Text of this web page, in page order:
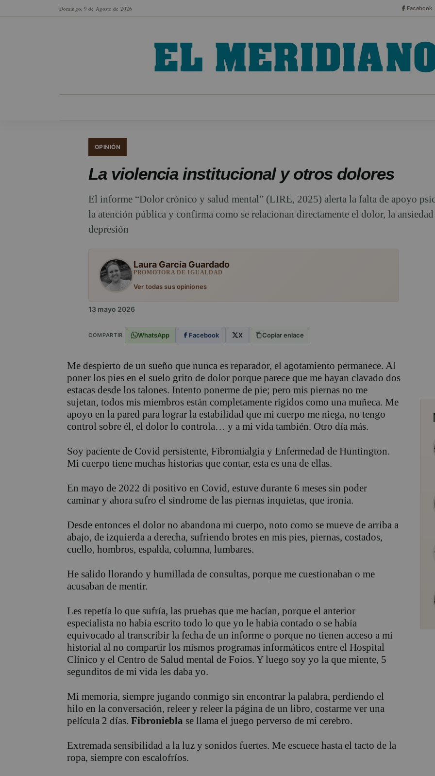
Domingo, 9 de Agosto de 2026 Facebook
OPINIÓN
La violencia institucional y otros dolores
El informe “Dolor crónico y salud mental” (LIRE, 2025) alerta la falta de apoyo
la atención pública y confirma como se relacionan directamente el dolor, la
depresión
Laura García Guardado
PROMOTORA DE IGUALDAD
Ver todas sus opiniones
13 mayo 2026
COMPARTIR WhatsApp Facebook X Copiar enlace
Me despierto de un sueño que nunca es reparador, el agotamiento permanece. Al
poner los pies en el suelo grito de dolor porque parece que me hayan clavado dos
estacas desde los talones. Intento ponerme de pie; pero mis piernas no me
sujetan, todos mis miembros están completamente rígidos como una muñeca. Me
apoyo en la pared para lograr la estabilidad que mi cuerpo me niega, no tengo
control sobre él, el dolor lo controla… y a mi vida también. Otro día más.
Soy paciente de Covid persistente, Fibromialgia y Enfermedad de Huntington.
Mi cuerpo tiene muchas historias que contar, esta es una de ellas.
En mayo de 2022 di positivo en Covid, estuve durante 6 meses sin poder
caminar y ahora sufro el síndrome de las piernas inquietas, que ironía.
Desde entonces el dolor no abandona mi cuerpo, noto como se mueve de arriba a
abajo, de izquierda a derecha, sufriendo brotes en mis pies, piernas, costados,
cuello, hombros, espalda, columna, lumbares.
He salido llorando y humillada de consultas, porque me cuestionaban o me
acusaban de mentir.
Les repetía lo que sufría, las pruebas que me hacían, porque el anterior
especialista no había escrito todo lo que yo le había contado o se había
equivocado al transcribir la fecha de un informe o porque no tienen acceso a mi
historial al no compartir los mismos programas informáticos entre el Hospital
Clínico y el Centro de Salud mental de Foios. Y luego soy yo la que miente, 5
segunditos de mi vida les daba yo.
Mi memoria, siempre jugando conmigo sin encontrar la palabra, perdiendo el
hilo en la conversación, releer y releer la página de un libro, costarme ver una
película 2 días. Fibroniebla se llama el juego perverso de mi cerebro.
Extremada sensibilidad a la luz y sonidos fuertes. Me escuece hasta el tacto de la
ropa, siempre con escalofríos.